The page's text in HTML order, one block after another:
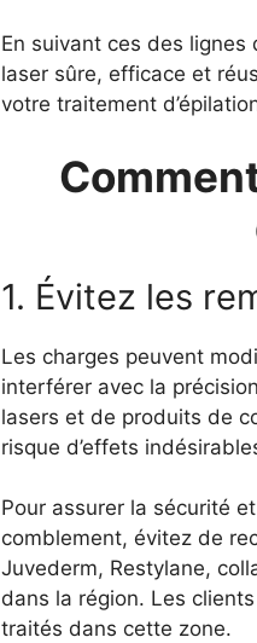
En suivant ces des lignes
laser sûre, efficace et
votre traitement
1. Évitez les
Les charges peuvent
interférer avec la
lasers et de produits de
risque d’effets
Pour assurer la sécurité
comblement, évitez de
Juvederm, Restylane,
dans la région. Les
traités dans cette zone.